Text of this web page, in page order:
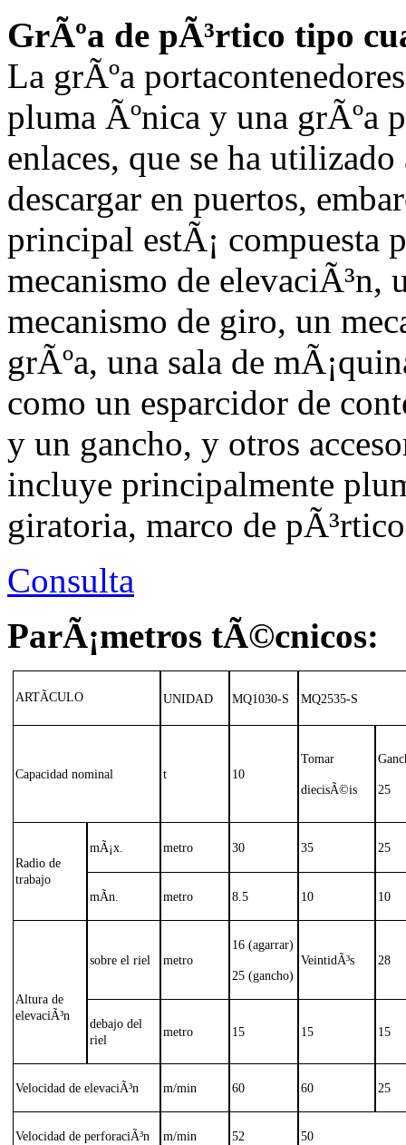
GrÃºa de pÃ³rtico tipo
La grÃºa
pluma Ãºnica y una grÃºa
enlaces, que se ha
descargar en puertos,
principal estÃ¡ compuesta
mecanismo de elevaciÃ³n,
mecanismo de giro, un
grÃºa, una sala de
como un esparcidor de
y un gancho, y otros
incluye principalmente
giratoria, marco de
Consulta
ParÃ¡metros tÃ©cnicos:
ARTÃCULO UNIDAD MQ1030-S MQ2535-S
Capacidad nominal t 10
Tomar
diecisÃ©is 25
Radio de
trabajo
mÃ¡x. metro 30 35 25
mÃ­n. metro 8.5 10 10
Altura de
elevaciÃ³n
sobre el riel metro
16 (agarrar)
25 (gancho)
VeintidÃ³s 28
debajo del
riel
metro 15 15 15
Velocidad de elevaciÃ³n m/min 60 60 25
Velocidad de perforaciÃ³n m/min 52 50